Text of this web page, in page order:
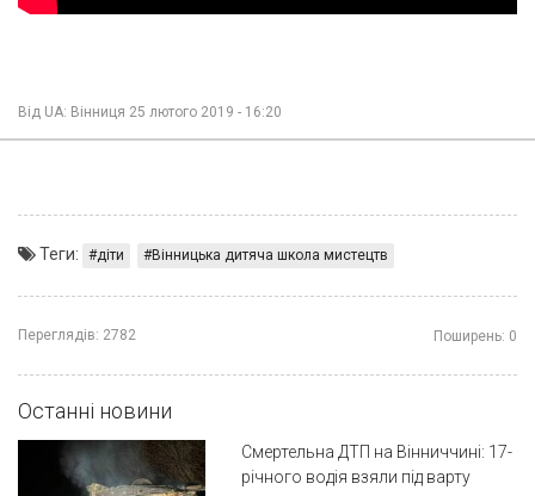
Від UA: Вінниця 25 лютого 2019 - 16:20
Теги: діти Вінницька дитяча школа мистецтв
Переглядів: 2782 Поширень: 0
Останні новини
Смертельна ДТП на Вінниччині: 17-
річного водія взяли під варту